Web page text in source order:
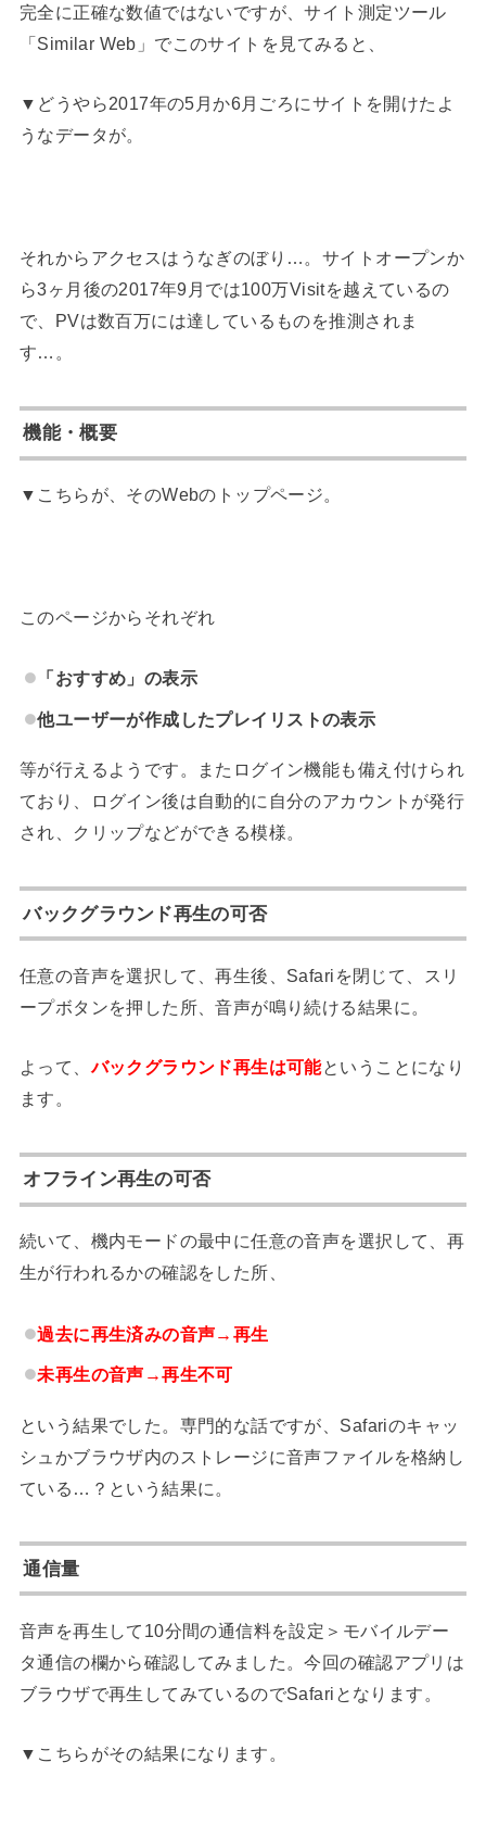
完全に正確な数値ではないですが、サイト測定ツール
「Similar Web」でこのサイトを見てみると、
▼どうやら2017年の5月か6月ごろにサイトを開けたよ
うなデータが。
それからアクセスはうなぎのぼり…。サイトオープンか
ら3ヶ月後の2017年9月では100万Visitを越えているの
で、PVは数百万には達しているものを推測されま
す…。
機能・概要
▼こちらが、そのWebのトップページ。
このページからそれぞれ
「おすすめ」の表示
他ユーザーが作成したプレイリストの表示
等が行えるようです。またログイン機能も備え付けられ
ており、ログイン後は自動的に自分のアカウントが発行
され、クリップなどができる模様。
バックグラウンド再生の可否
任意の音声を選択して、再生後、Safariを閉じて、スリ
ープボタンを押した所、音声が鳴り続ける結果に。
よって、バックグラウンド再生は可能ということになり
ます。
オフライン再生の可否
続いて、機内モードの最中に任意の音声を選択して、再
生が行われるかの確認をした所、
過去に再生済みの音声→再生
未再生の音声→再生不可
という結果でした。専門的な話ですが、Safariのキャッ
シュかブラウザ内のストレージに音声ファイルを格納し
ている…？という結果に。
通信量
音声を再生して10分間の通信料を設定＞モバイルデー
タ通信の欄から確認してみました。今回の確認アプリは
ブラウザで再生してみているのでSafariとなります。
▼こちらがその結果になります。